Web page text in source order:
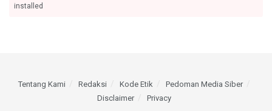
installed
Tentang Kami Redaksi Kode Etik
Pedoman Media Siber
Disclaimer
Privacy